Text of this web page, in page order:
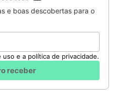
e boas descobertas para o
e a política de privacidade.
receber